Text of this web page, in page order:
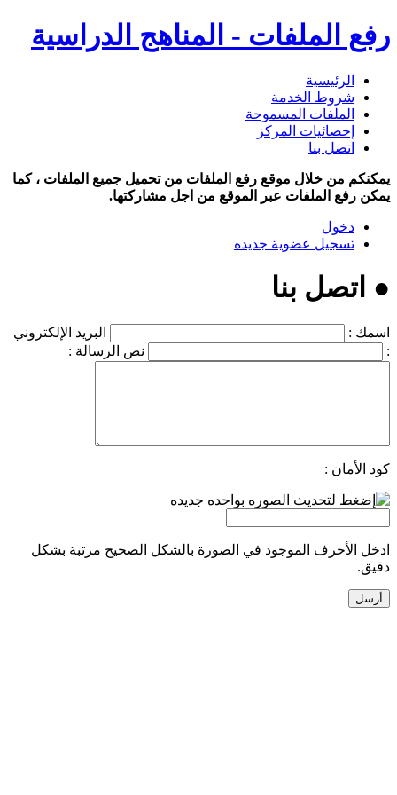
رفع الملفات - المناهج الدراسية
الرئيسية
شروط الخدمة
الملفات المسموحة
إحصائيات المركز
اتصل بنا
يمكنكم من خلال موقع رفع الملفات من تحميل جميع الملفات ، كما
يمكن رفع الملفات عبر الموقع من اجل مشاركتها.
دخول
تسجيل عضوية جديده
● اتصل بنا
اسمك :
البريد الإلكتروني
:
نص الرسالة :
كود الأمان :
ادخل الأحرف الموجود في الصورة بالشكل الصحيح مرتبة بشكل
دقيق.